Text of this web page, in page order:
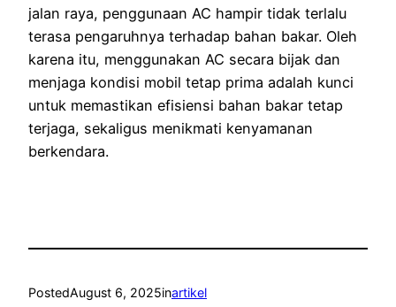
jalan raya, penggunaan AC hampir tidak terlalu
terasa pengaruhnya terhadap bahan bakar. Oleh
karena itu, menggunakan AC secara bijak dan
menjaga kondisi mobil tetap prima adalah kunci
untuk memastikan efisiensi bahan bakar tetap
terjaga, sekaligus menikmati kenyamanan
berkendara.
PostedAugust 6, 2025inartikel